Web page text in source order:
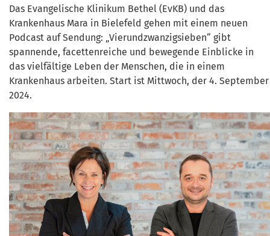
Das Evangelische Klinikum Bethel (EvKB) und das
Krankenhaus Mara in Bielefeld gehen mit einem neuen
Podcast auf Sendung: „Vierundzwanzigsieben“ gibt
spannende, facettenreiche und bewegende Einblicke in
das vielfältige Leben der Menschen, die in einem
Krankenhaus arbeiten. Start ist Mittwoch, der 4. September
2024.